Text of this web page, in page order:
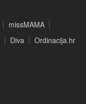
missMAMA
Diva Ordinacija.hr